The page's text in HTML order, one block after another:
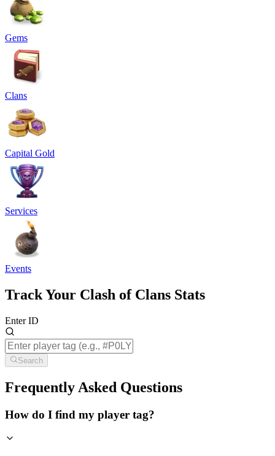
Gems
Clans
Capital Gold
Services
Events
Track Your Clash of Clans Stats
Enter ID
Search
Frequently Asked Questions
How do I find my player tag?